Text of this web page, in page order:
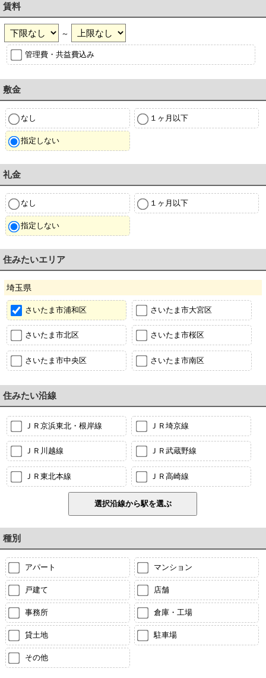
賃料
～
管理費・共益費込み
敷金
なし １ヶ月以下
指定しない
礼金
なし １ヶ月以下
指定しない
住みたいエリア
埼玉県
さいたま市浦和区 さいたま市大宮区
さいたま市北区 さいたま市桜区
さいたま市中央区 さいたま市南区
住みたい沿線
ＪＲ京浜東北・根岸線 ＪＲ埼京線
ＪＲ川越線 ＪＲ武蔵野線
ＪＲ東北本線 ＪＲ高崎線
種別
アパート マンション
戸建て 店舗
事務所 倉庫・工場
貸土地 駐車場
その他